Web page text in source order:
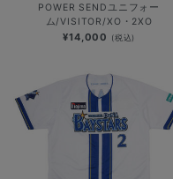
POWER SENDユニフォー
ム/VISITOR/XO・2XO
¥14,000 (税込)